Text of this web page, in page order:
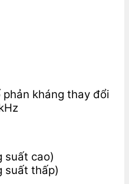
kháng thay đổi
suất cao)
suất thấp)